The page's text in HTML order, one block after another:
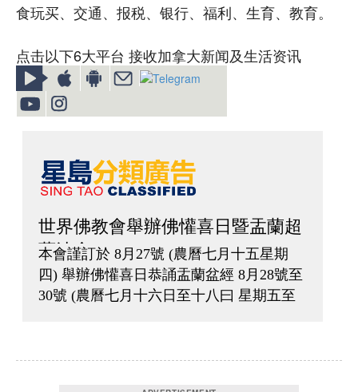
食玩买、交通、报税、银行、福利、生育、教育。
点击以下6大平台 接收加拿大新闻及生活资讯